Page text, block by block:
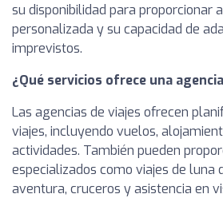
su disponibilidad para proporcionar
personalizada y su capacidad de
imprevistos.
¿Qué servicios ofrece una
Las agencias de viajes ofrecen
viajes, incluyendo vuelos,
actividades. También pueden
especializados como viajes de luna
aventura, cruceros y asistencia en